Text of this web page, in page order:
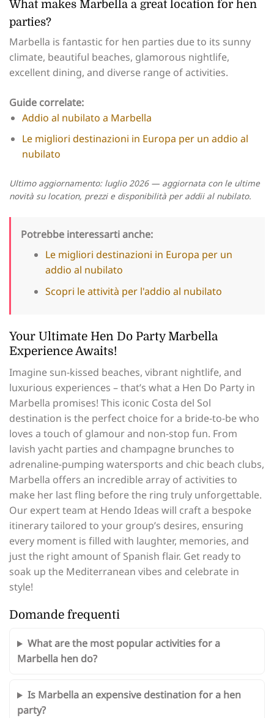
What makes Marbella a great location for hen
parties?
Marbella is fantastic for hen parties due to its sunny
climate, beautiful beaches, glamorous nightlife,
excellent dining, and diverse range of activities.
Guide correlate:
Addio al nubilato a Marbella
Le migliori destinazioni in Europa per un addio al
nubilato
Ultimo aggiornamento: luglio 2026 — aggiornata con le ultime
novità su location, prezzi e disponibilità per addii al nubilato.
Potrebbe interessarti anche:
Le migliori destinazioni in Europa per un
addio al nubilato
Scopri le attività per l'addio al nubilato
Your Ultimate Hen Do Party Marbella
Experience Awaits!
Imagine sun-kissed beaches, vibrant nightlife, and
luxurious experiences – that’s what a Hen Do Party in
Marbella promises! This iconic Costa del Sol
destination is the perfect choice for a bride-to-be who
loves a touch of glamour and non-stop fun. From
lavish yacht parties and champagne brunches to
adrenaline-pumping watersports and chic beach clubs,
Marbella offers an incredible array of activities to
make her last fling before the ring truly unforgettable.
Our expert team at Hendo Ideas will craft a bespoke
itinerary tailored to your group’s desires, ensuring
every moment is filled with laughter, memories, and
just the right amount of Spanish flair. Get ready to
soak up the Mediterranean vibes and celebrate in
style!
Domande frequenti
What are the most popular activities for a
Marbella hen do?
Is Marbella an expensive destination for a hen
party?